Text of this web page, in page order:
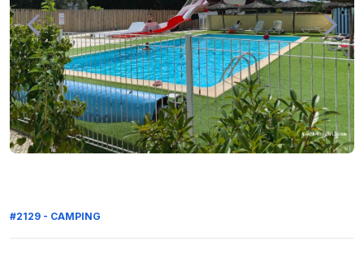
#2129 - CAMPING